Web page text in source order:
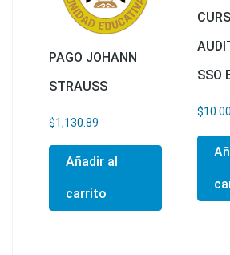
PAGO JOHANN
STRAUSS
$1,130.89
Añadir al
carrito
SSO
$10.00